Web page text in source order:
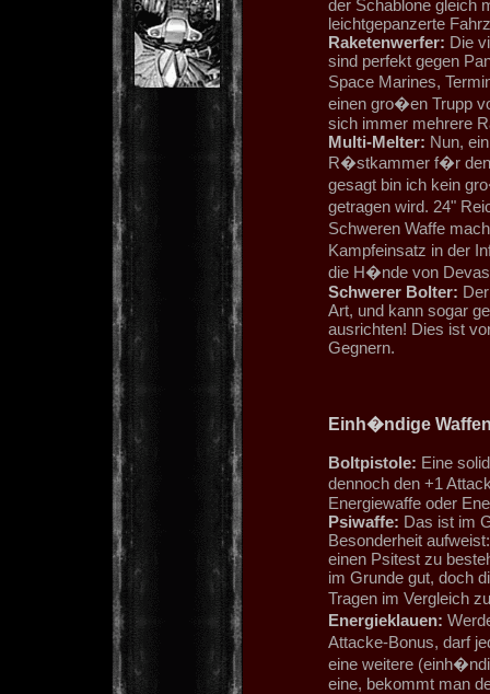
der Schablone gleich
leichtgepanzerte
Raketenwerfer: Die
sind perfekt gegen
Space Marines,
einen gro�en Trupp
sich immer mehrere
Multi-Melter: Nun,
R�stkammer f�r den
gesagt bin ich kein
getragen wird. 24"
Schweren Waffe
Kampfeinsatz in der
die H�nde von
Schwerer Bolter:
Art, und kann sogar
ausrichten! Dies ist
Gegnern.
Einh�ndige
Boltpistole: Eine
dennoch den +1
Energiewaffe oder
Psiwaffe: Das ist im
Besonderheit
einen Psitest zu
im Grunde gut, doch
Tragen im Vergleich
Energieklauen:
Attacke-Bonus, darf
eine weitere
eine, bekommt man